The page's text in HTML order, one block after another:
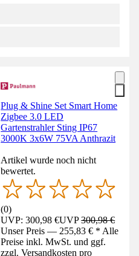
Plug & Shine Set Smart Home
Zigbee 3.0 LED
Gartenstrahler Sting IP67
3000K 3x6W 75VA Anthrazit
Artikel wurde noch nicht
bewertet.
(0)
UVP: 300,98 €UVP300,98 €
Unser Preis — 255,83 € * Alle
Preise inkl. MwSt. und ggf.
zzgl. Versandkosten pro